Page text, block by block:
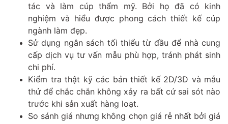
tác và làm cúp thẩm mỹ. Bởi họ đã có kinh
nghiệm và hiểu được phong cách thiết kế cúp
ngành làm đẹp.
Sử dụng ngân sách tối thiểu từ đầu để nhà cung
cấp dịch vụ tư vấn mẫu phù hợp, tránh phát sinh
chi phí.
Kiểm tra thật kỹ các bản thiết kế 2D/3D và mẫu
thử để chắc chắn không xảy ra bất cứ sai sót nào
trước khi sản xuất hàng loạt.
So sánh giá nhưng không chọn giá rẻ nhất bởi giá